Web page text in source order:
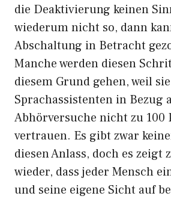
die Deaktivierung keinen
wiederum nicht so, dann
Abschaltung in Betracht
Manche werden diesen
diesem Grund gehen, weil
Sprachassistenten in Bezug
Abhörversuche nicht zu 100
vertrauen. Es gibt zwar
diesen Anlass, doch es zeigt
wieder, dass jeder Mensch
und seine eigene Sicht auf